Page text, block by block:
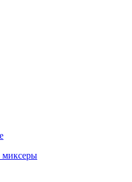
миксеры